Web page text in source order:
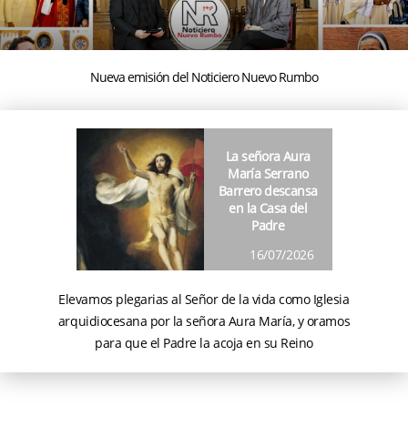
Nueva emisión del Noticiero Nuevo Rumbo
La señora Aura
María Serrano
Barrero descansa
en la Casa del
Padre
16/07/2026
Elevamos plegarias al Señor de la vida como Iglesia
arquidiocesana por la señora Aura María, y oramos
para que el Padre la acoja en su Reino